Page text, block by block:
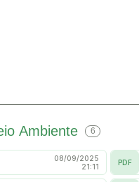
Ambiente 6
08/09/2025
21:11
PDF